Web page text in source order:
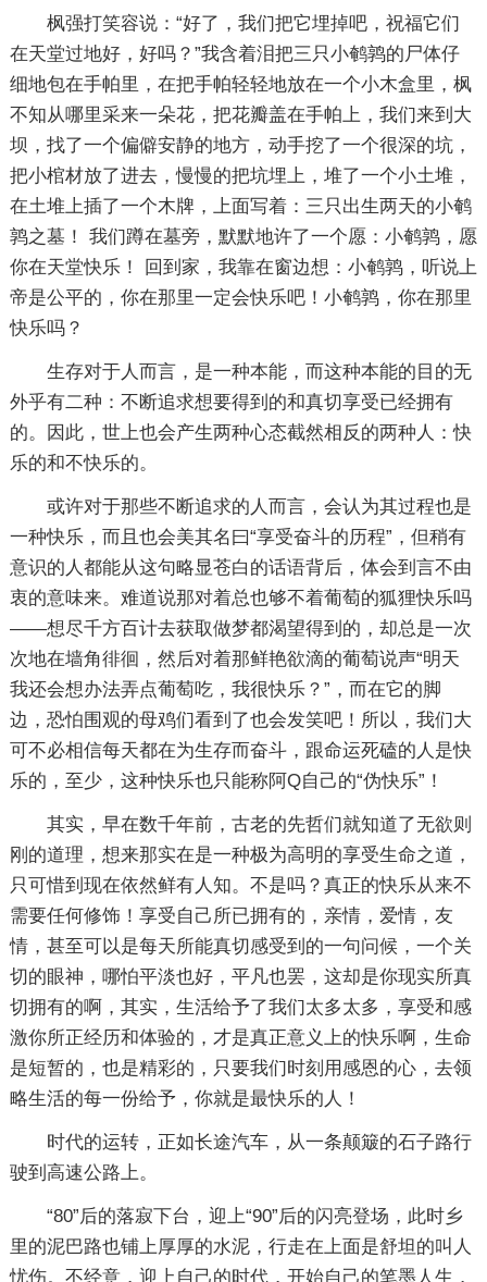
枫强打笑容说：“好了，我们把它埋掉吧，祝福它们
在天堂过地好，好吗？”我含着泪把三只小鹌鹑的尸体仔
细地包在手帕里，在把手帕轻轻地放在一个小木盒里，枫
不知从哪里采来一朵花，把花瓣盖在手帕上，我们来到大
坝，找了一个偏僻安静的地方，动手挖了一个很深的坑，
把小棺材放了进去，慢慢的把坑埋上，堆了一个小土堆，
在土堆上插了一个木牌，上面写着：三只出生两天的小鹌
鹑之墓！ 我们蹲在墓旁，默默地许了一个愿：小鹌鹑，愿
你在天堂快乐！ 回到家，我靠在窗边想：小鹌鹑，听说上
帝是公平的，你在那里一定会快乐吧！小鹌鹑，你在那里
快乐吗？
生存对于人而言，是一种本能，而这种本能的目的无
外乎有二种：不断追求想要得到的和真切享受已经拥有
的。因此，世上也会产生两种心态截然相反的两种人：快
乐的和不快乐的。
或许对于那些不断追求的人而言，会认为其过程也是
一种快乐，而且也会美其名曰“享受奋斗的历程”，但稍有
意识的人都能从这句略显苍白的话语背后，体会到言不由
衷的意味来。难道说那对着总也够不着葡萄的狐狸快乐吗
——想尽千方百计去获取做梦都渴望得到的，却总是一次
次地在墙角徘徊，然后对着那鲜艳欲滴的葡萄说声“明天
我还会想办法弄点葡萄吃，我很快乐？”，而在它的脚
边，恐怕围观的母鸡们看到了也会发笑吧！所以，我们大
可不必相信每天都在为生存而奋斗，跟命运死磕的人是快
乐的，至少，这种快乐也只能称阿Q自己的“伪快乐”！
其实，早在数千年前，古老的先哲们就知道了无欲则
刚的道理，想来那实在是一种极为高明的享受生命之道，
只可惜到现在依然鲜有人知。不是吗？真正的快乐从来不
需要任何修饰！享受自己所已拥有的，亲情，爱情，友
情，甚至可以是每天所能真切感受到的一句问候，一个关
切的眼神，哪怕平淡也好，平凡也罢，这却是你现实所真
切拥有的啊，其实，生活给予了我们太多太多，享受和感
激你所正经历和体验的，才是真正意义上的快乐啊，生命
是短暂的，也是精彩的，只要我们时刻用感恩的心，去领
略生活的每一份给予，你就是最快乐的人！
时代的运转，正如长途汽车，从一条颠簸的石子路行
驶到高速公路上。
“80”后的落寂下台，迎上“90”后的闪亮登场，此时乡
里的泥巴路也铺上厚厚的水泥，行走在上面是舒坦的叫人
忧伤。不经意，迎上自己的时代，开始自己的笔墨人生，